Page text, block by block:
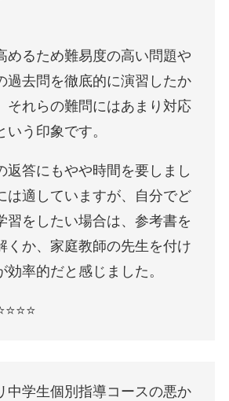
めるため難易度の高い問題や
過去問を徹底的に演習したか
それらの難問にはあまり対応
う印象です。
返答にもやや時間を要しまし
は適していますが、自分でど
習をしたい場合は、参考書を
くか、家庭教師の先生を付け
効率的だと感じました。
中学生個別指導コースの悪か